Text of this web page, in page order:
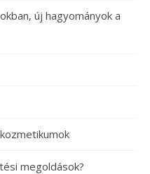
új hagyományok a
megoldások?